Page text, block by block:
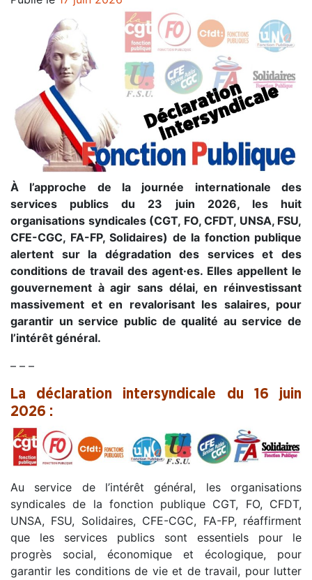
À l’approche de la journée internationale des
services publics du 23 juin 2026, les huit
organisations syndicales (CGT, FO, CFDT, UNSA, FSU,
CFE-CGC, FA-FP, Solidaires) de la fonction publique
alertent sur la dégradation des services et des
conditions de travail des agent·es. Elles appellent le
gouvernement à agir sans délai, en réinvestissant
massivement et en revalorisant les salaires, pour
garantir un service public de qualité au service de
l’intérêt général.
– – –
La déclaration intersyndicale du 16 juin
2026 :
Au service de l’intérêt général, les organisations
syndicales de la fonction publique CGT, FO, CFDT,
UNSA, FSU, Solidaires, CFE-CGC, FA-FP, réaffirment
que les services publics sont essentiels pour le
progrès social, économique et écologique, pour
garantir les conditions de vie et de travail, pour lutter